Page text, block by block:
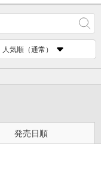
人気順（通常）
発売日順